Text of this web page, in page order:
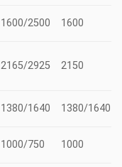
1600/2500 1600
2165/2925 2150
1380/1640 1380/1640
1000/750 1000